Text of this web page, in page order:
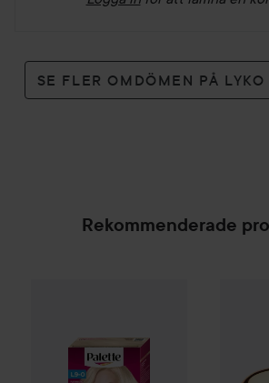
SE FLER OMDÖMEN PÅ
Rekommenderade